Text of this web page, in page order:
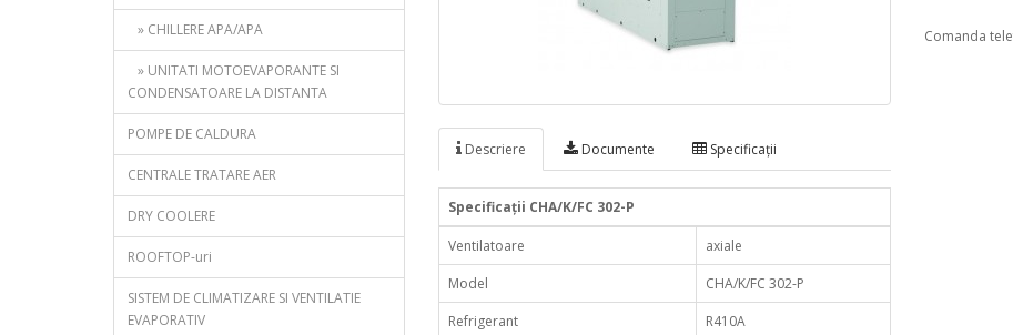
» CHILLERE APA/APA
» UNITATI MOTOEVAPORANTE SI
CONDENSATOARE LA DISTANTA
POMPE DE CALDURA
CENTRALE TRATARE AER
DRY COOLERE
ROOFTOP-uri
SISTEM DE CLIMATIZARE SI VENTILATIE
EVAPORATIV
Descriere Documente Specificaţii
Specificaţii CHA/K/FC 302-P
Ventilatoare
axiale
Model
CHA/K/FC 302-P
Refrigerant
R410A
Comanda